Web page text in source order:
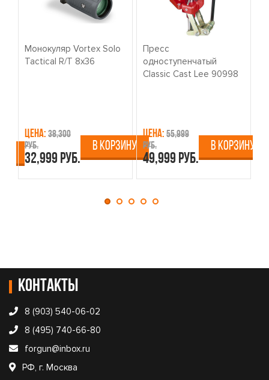
Монокуляр Vortex Solo
Tactical R/T 8x36
Цена: 38,300
руб.
32,999 руб.
В КОРЗИНУ
Пресс
одноступенчатый
Classic Cast Lee 90998
Цена: 55,999
руб.
49,999 руб.
В КОРЗИНУ
Контакты
8 (903) 540-06-02
8 (495) 740-66-80
forgun@inbox.ru
РФ, г. Москва